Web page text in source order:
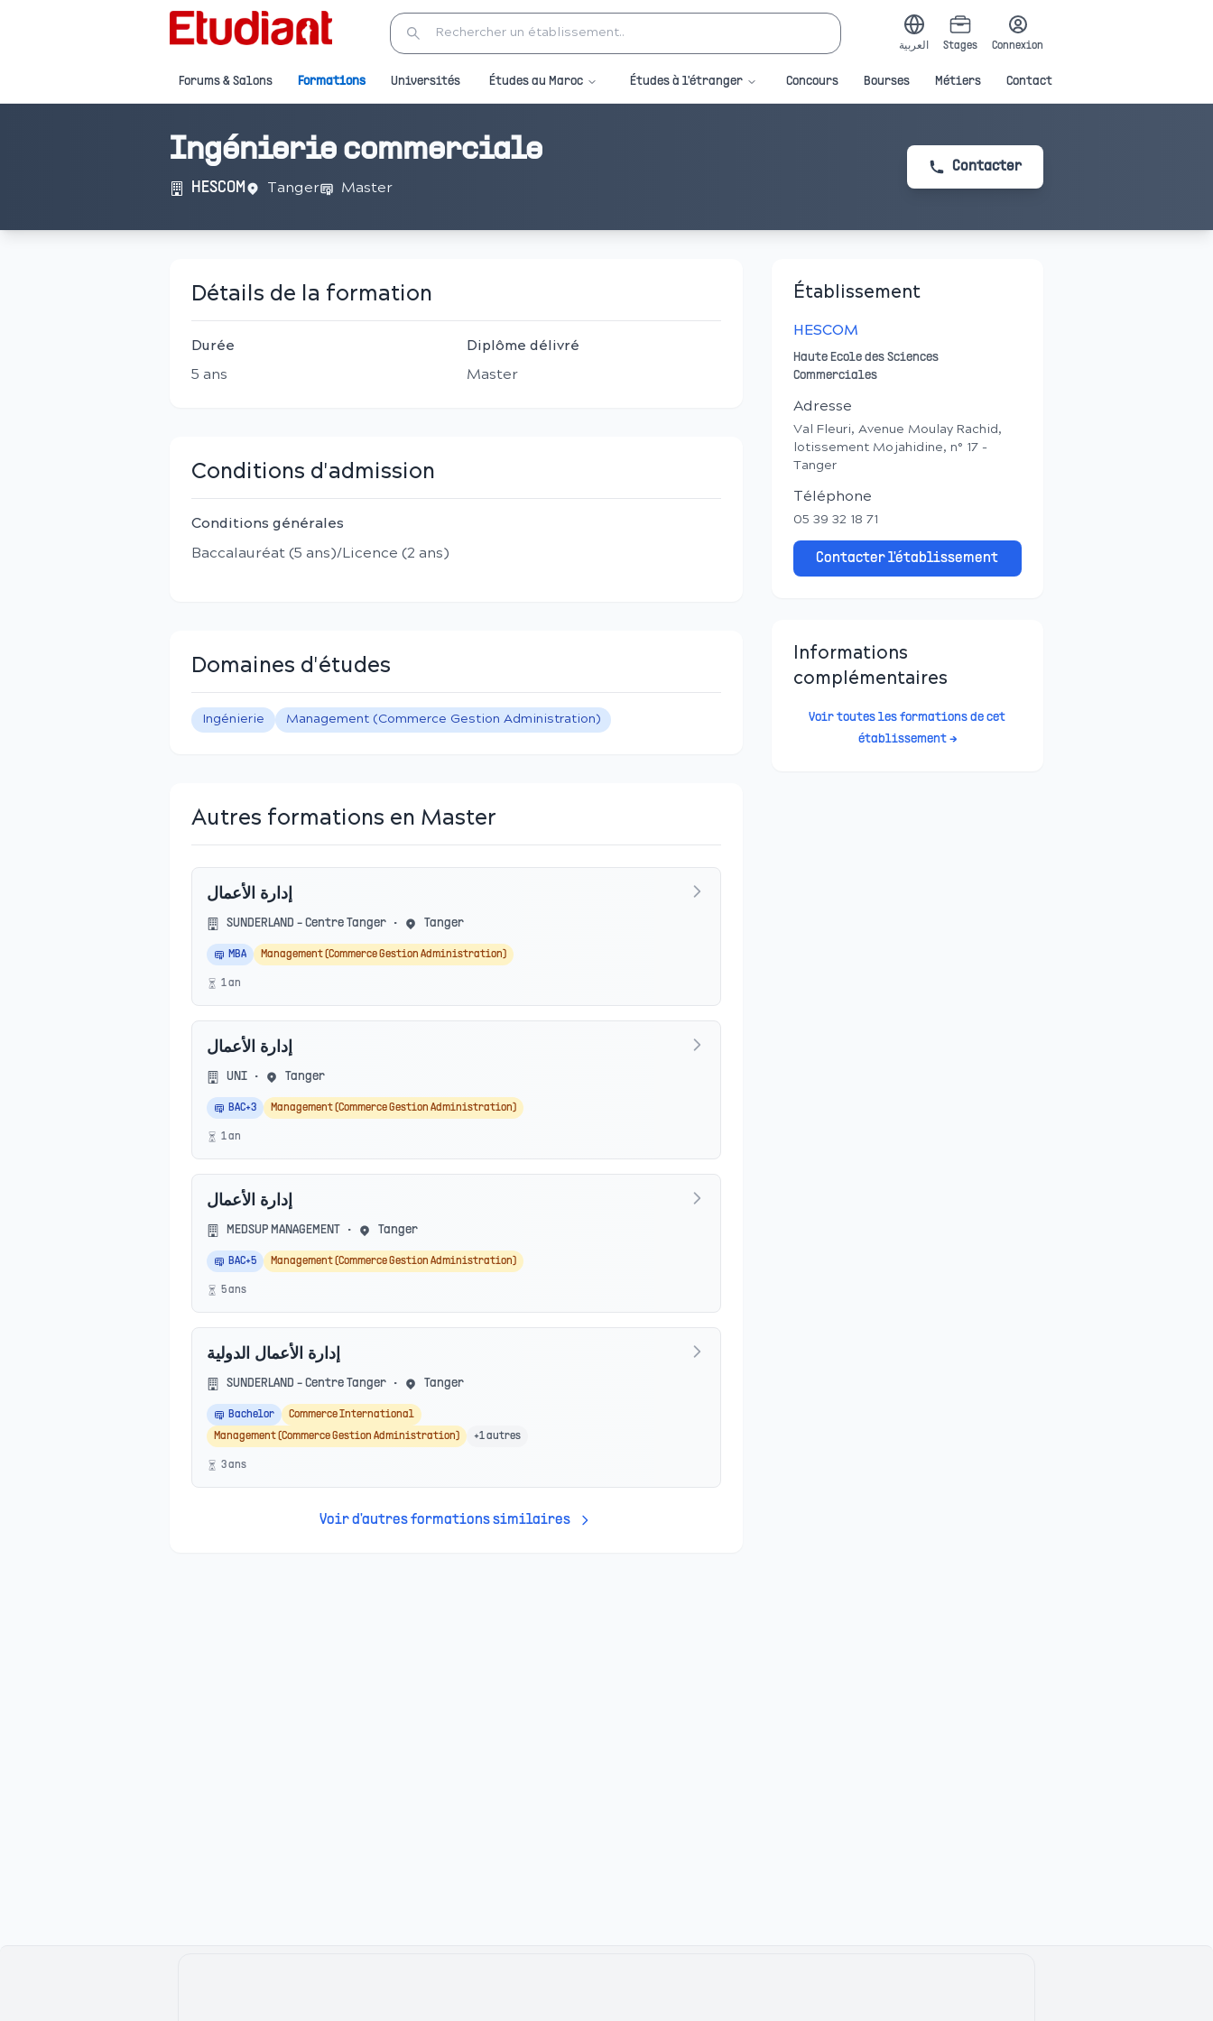
العربية Stages Connexion
Forums & Salons Formations Universités Études au Maroc Études à l'étranger Concours Bourses Métiers Contact
Ingénierie commerciale
HESCOM Tanger Master
Contacter
Détails de la formation
Durée
5 ans
Diplôme délivré
Master
Conditions d'admission
Conditions générales
Baccalauréat (5 ans)/Licence (2 ans)
Domaines d'études
Ingénierie Management (Commerce Gestion Administration)
Autres formations en Master
إدارة الأعمال
SUNDERLAND - Centre Tanger • Tanger
MBA Management (Commerce Gestion Administration)
1an
إدارة الأعمال
UNI • Tanger
BAC+3 Management (Commerce Gestion Administration)
1an
إدارة الأعمال
MEDSUP MANAGEMENT • Tanger
BAC+5 Management (Commerce Gestion Administration)
5ans
إدارة الأعمال الدولية
SUNDERLAND - Centre Tanger • Tanger
Bachelor
Commerce International
Management (Commerce Gestion Administration)
+1autres
3ans
Voir d'autres formations similaires
Établissement
HESCOM
Haute Ecole des Sciences
Commerciales
Adresse
Val Fleuri, Avenue Moulay Rachid,
lotissement Mojahidine, n° 17 -
Tanger
Téléphone
05 39 32 18 71
Contacter l'établissement
Informations
complémentaires
Voir toutes les formations de cet
établissement →